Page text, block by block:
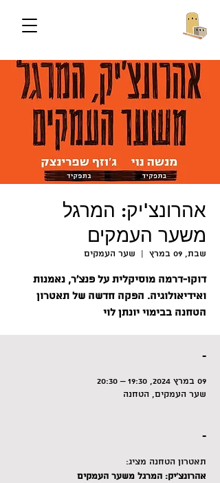
אהרונצ'יק: המרגל
משער העמקים
שבת, 09 במרץ
  |
שער העמקים
דוקו-דרמה מוסיקלית על פנצ'ר, נאמנות
ואידיאולוגיה. הפקה חדשה של תאטרון
הטחנה בבימוי יונתן לוי
-
09 במרץ 2024, 19:30 – 20:30
שער העמקים, הטחנה
-
תאטרון הטחנה מציג:
אהרונצ'יק: המרגל משער העמקים